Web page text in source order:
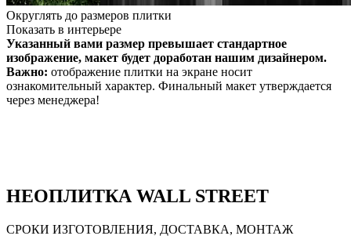
Округлять до размеров плитки
Показать в интерьере
Указанный вами размер превышает стандартное
изображение, макет будет доработан нашим дизайнером.
Важно: отображение плитки на экране носит
ознакомительный характер. Финальный макет утверждается
через менеджера!
НЕОПЛИТКА WALL STREET
СРОКИ ИЗГОТОВЛЕНИЯ, ДОСТАВКА, МОНТАЖ